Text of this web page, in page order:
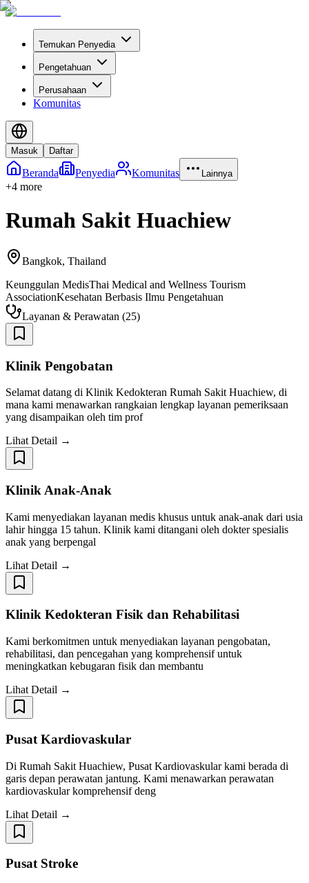
Temukan Penyedia
Pengetahuan
Perusahaan
Komunitas
Masuk Daftar
Beranda Penyedia Komunitas Lainnya
+4 more
Rumah Sakit Huachiew
Bangkok, Thailand
Keunggulan MedisThai Medical and Wellness Tourism
AssociationKesehatan Berbasis Ilmu Pengetahuan
Layanan & Perawatan (25)
Klinik Pengobatan
Selamat datang di Klinik Kedokteran Rumah Sakit Huachiew, di
mana kami menawarkan rangkaian lengkap layanan pemeriksaan
yang disampaikan oleh tim prof
Lihat Detail →
Klinik Anak-Anak
Kami menyediakan layanan medis khusus untuk anak-anak dari usia
lahir hingga 15 tahun. Klinik kami ditangani oleh dokter spesialis
anak yang berpengal
Lihat Detail →
Klinik Kedokteran Fisik dan Rehabilitasi
Kami berkomitmen untuk menyediakan layanan pengobatan,
rehabilitasi, dan pencegahan yang komprehensif untuk
meningkatkan kebugaran fisik dan membantu
Lihat Detail →
Pusat Kardiovaskular
Di Rumah Sakit Huachiew, Pusat Kardiovaskular kami berada di
garis depan perawatan jantung. Kami menawarkan perawatan
kardiovaskular komprehensif deng
Lihat Detail →
Pusat Stroke